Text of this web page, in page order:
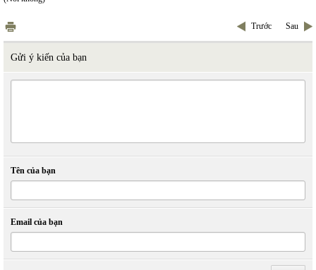
Trước Sau
Gửi ý kiến của bạn
Tên của bạn
Email của bạn